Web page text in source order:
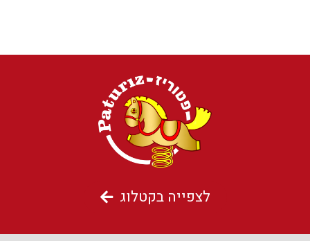
לצפייה בקטלוג